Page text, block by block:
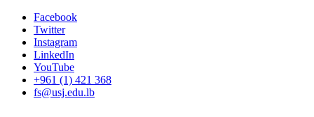
Facebook
Twitter
Instagram
LinkedIn
YouTube
+961 (1) 421 368
fs@usj.edu.lb